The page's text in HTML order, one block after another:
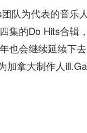
队为代表的音乐
集的Do Hits合辑
也会继续延续下
加拿大制作人